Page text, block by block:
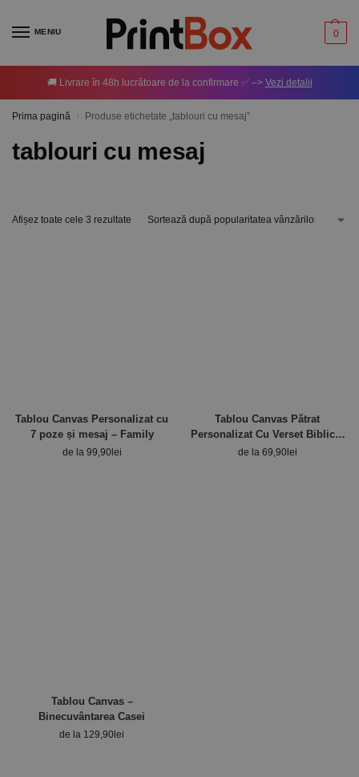
MENIU 0
🚚 Livrare în 48h lucrătoare de la confirmare ✅ –> Vezi detalii
Prima pagină / Produse etichetate „tablouri cu mesaj”
tablouri cu mesaj
Afișez toate cele 3 rezultate
Tablou Canvas Personalizat cu
7 poze și mesaj – Family
de la 99,90 lei
Tablou Canvas Pătrat
Personalizat Cu Verset Biblic –
Filipeni
de la 69,90 lei
Tablou Canvas –
Binecuvântarea Casei
de la 129,90 lei